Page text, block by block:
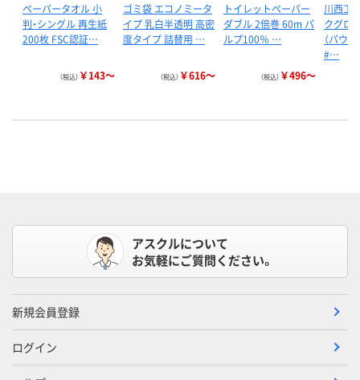
ペーパータオル 小
判・シングル 再生紙
200枚 FSC認証…
（税込） ￥143～
ゴミ袋 エコノミータ
イプ 乳白半透明 高密
度タイプ 詰替用 …
（税込） ￥616～
トイレットペーパー
ダブル 2倍巻 60m パ
ルプ100％ …
（税込） ￥496～
川西工
クグロ
（パウ
#…
アスクルについて
お気軽にご質問ください。
新規会員登録
ログイン